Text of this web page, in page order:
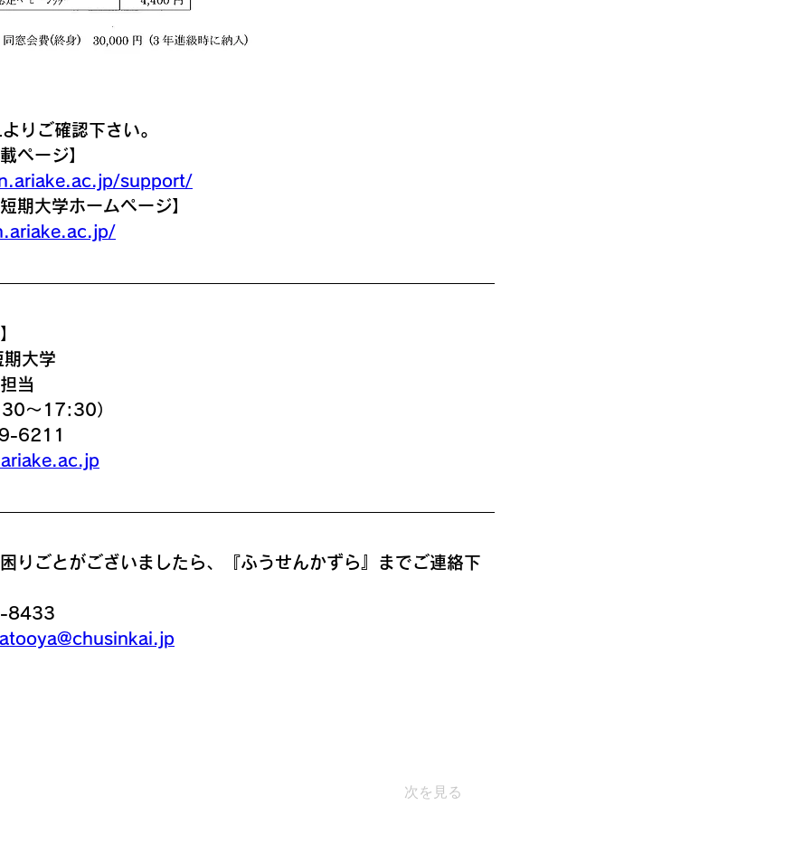
りご確認下さい。
ページ】
support/
期大学ホームページ】
期大学
当
～17:30）
6211
りごとがございましたら、『ふうせんかずら』までご連絡下
8433
次を見る